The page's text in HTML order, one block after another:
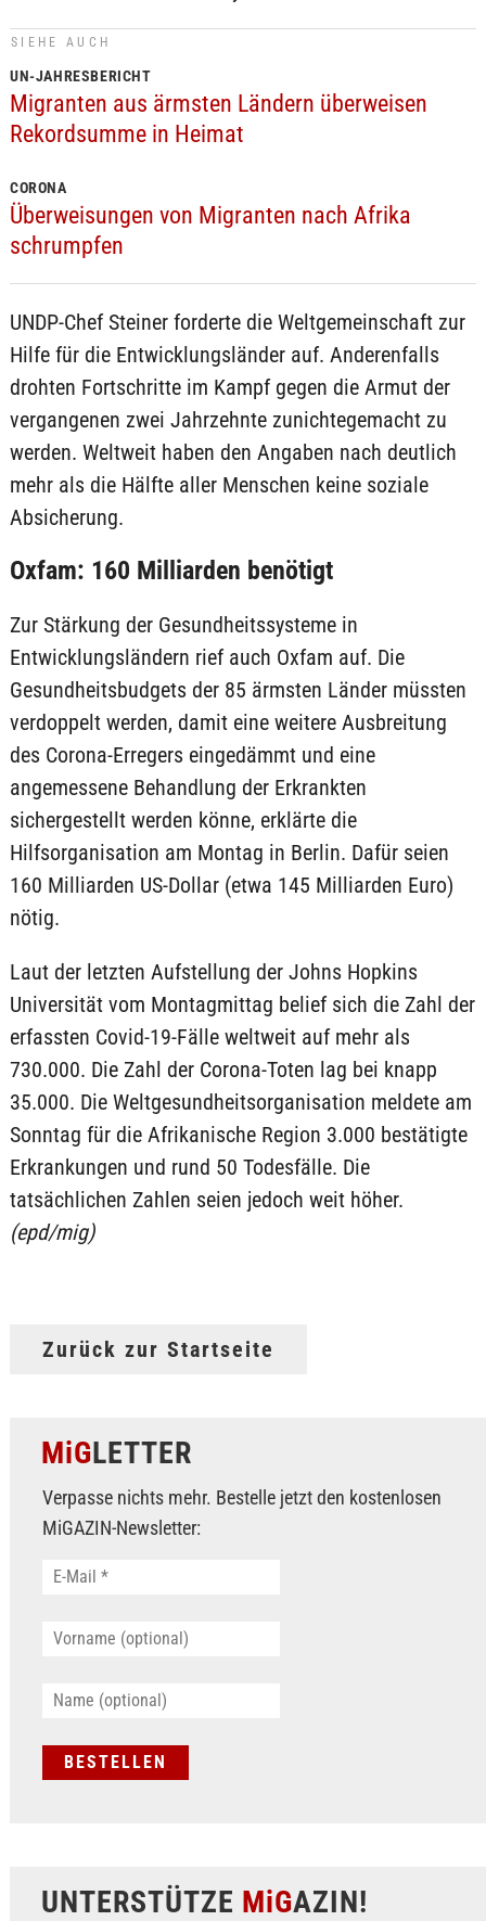
SIEHE AUCH
UN-JAHRESBERICHT
Migranten aus ärmsten Ländern überweisen
Rekordsumme in Heimat
CORONA
Überweisungen von Migranten nach Afrika
schrumpfen
UNDP-Chef Steiner forderte die Weltgemeinschaft zur
Hilfe für die Entwicklungsländer auf. Anderenfalls
drohten Fortschritte im Kampf gegen die Armut der
vergangenen zwei Jahrzehnte zunichtegemacht zu
werden. Weltweit haben den Angaben nach deutlich
mehr als die Hälfte aller Menschen keine soziale
Absicherung.
Oxfam: 160 Milliarden benötigt
Zur Stärkung der Gesundheitssysteme in
Entwicklungsländern rief auch Oxfam auf. Die
Gesundheitsbudgets der 85 ärmsten Länder müssten
verdoppelt werden, damit eine weitere Ausbreitung
des Corona-Erregers eingedämmt und eine
angemessene Behandlung der Erkrankten
sichergestellt werden könne, erklärte die
Hilfsorganisation am Montag in Berlin. Dafür seien
160 Milliarden US-Dollar (etwa 145 Milliarden Euro)
nötig.
Laut der letzten Aufstellung der Johns Hopkins
Universität vom Montagmittag belief sich die Zahl der
erfassten Covid-19-Fälle weltweit auf mehr als
730.000. Die Zahl der Corona-Toten lag bei knapp
35.000. Die Weltgesundheitsorganisation meldete am
Sonntag für die Afrikanische Region 3.000 bestätigte
Erkrankungen und rund 50 Todesfälle. Die
tatsächlichen Zahlen seien jedoch weit höher.
(epd/mig)
Zurück zur Startseite
MiGLETTER
Verpasse nichts mehr. Bestelle jetzt den kostenlosen
MiGAZIN-Newsletter:
UNTERSTÜTZE MiGAZIN!